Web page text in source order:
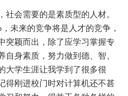
社会需要的是素质型的人材。
未来的竞争将是人才的竞争，
突颖而出，除了应学习掌握专
自身素质，努力做到德、智、
大学生涯让我学到了很多很
得刚进校门时对计算机还不甚